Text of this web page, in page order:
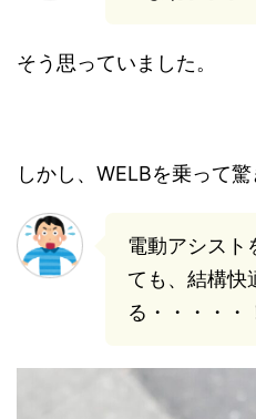
そう思っていました。
しかし、WELBを乗って驚
電動アシスト
ても、結構快
る・・・・・